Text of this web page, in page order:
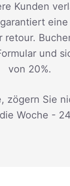
Kunden
und
von 20%.
zögern Sie
Woche -